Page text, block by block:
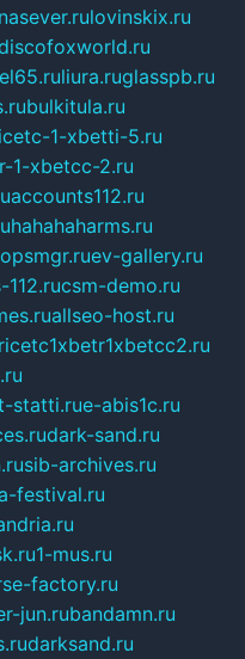
lovinskix.ru
liura.ruglasspb.ru
bulkitula.ru
1-xbetti-5.ru
1-xbetcc-2.ru
accounts112.ru
hahahaharms.ru
opsmgr.ruev-gallery.ru
csm-demo.ru
allseo-host.ru
statti.rue-abis1c.ru
dark-sand.ru
sib-archives.ru
festival.ru
1-mus.ru
factory.ru
jun.rubandamn.ru
darksand.ru